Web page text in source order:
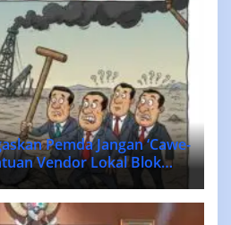
Pemda Jangan ‘Cawe-
Vendor Lokal Blok